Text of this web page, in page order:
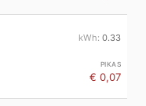
0.33
€ 0,07